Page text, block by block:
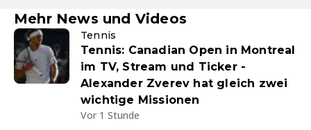
Mehr News und Videos
Tennis
Tennis: Canadian Open in Montreal
im TV, Stream und Ticker -
Alexander Zverev hat gleich zwei
wichtige Missionen
Vor 1 Stunde